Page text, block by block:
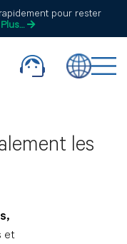
pour rester
Plus…
les
et